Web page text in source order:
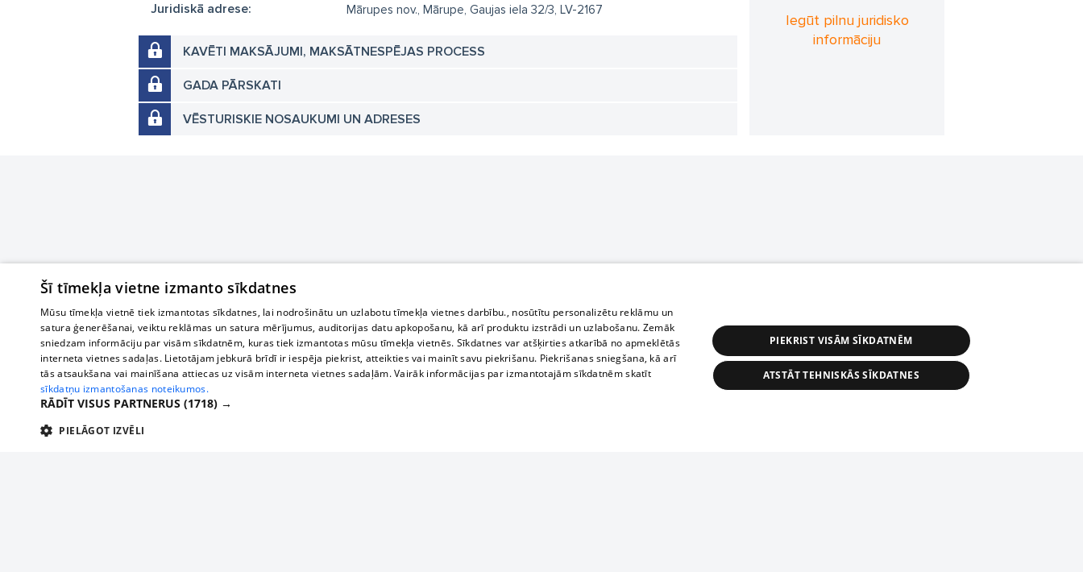
Juridiskā adrese: Mārupes nov., Mārupe, Gaujas iela 32/3, LV-2167
KAVĒTI MAKSĀJUMI, MAKSĀTNESPĒJAS PROCESS
GADA PĀRSKATI
VĒSTURISKIE NOSAUKUMI UN ADRESES
Iegūt pilnu juridisko
informāciju
Šī tīmekļa vietne izmanto sīkdatnes
Mūsu tīmekļa vietnē tiek izmantotas sīkdatnes, lai nodrošinātu un uzlabotu tīmekļa vietnes darbību., nosūtītu personalizētu reklāmu un
satura ģenerēšanai, veiktu reklāmas un satura mērījumus, auditorijas datu apkopošanu, kā arī produktu izstrādi un uzlabošanu. Zemāk
sniedzam informāciju par visām sīkdatnēm, kuras tiek izmantotas mūsu tīmekļa vietnēs. Sīkdatnes var atšķirties atkarībā no apmeklētās
interneta vietnes sadaļas. Lietotājam jebkurā brīdī ir iespēja piekrist, atteikties vai mainīt savu piekrišanu. Piekrišanas sniegšana, kā arī
tās atsaukšana vai mainīšana attiecas uz visām interneta vietnes sadaļām. Vairāk informācijas par izmantotajām sīkdatnēm skatīt
sīkdatņu izmantošanas noteikumos.
RĀDĪT VISUS PARTNERUS (1718) →
PIELĀGOT IZVĒLI
PIEKRIST VISĀM SĪKDATNĒM
ATSTĀT TEHNISKĀS SĪKDATNES